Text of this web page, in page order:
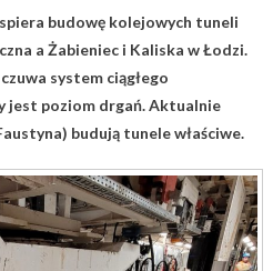
budowę kolejowych tuneli
a Żabieniec i Kaliska w Łodzi.
system ciągłego
jest poziom drgań. Aktualnie
budują tunele właściwe.